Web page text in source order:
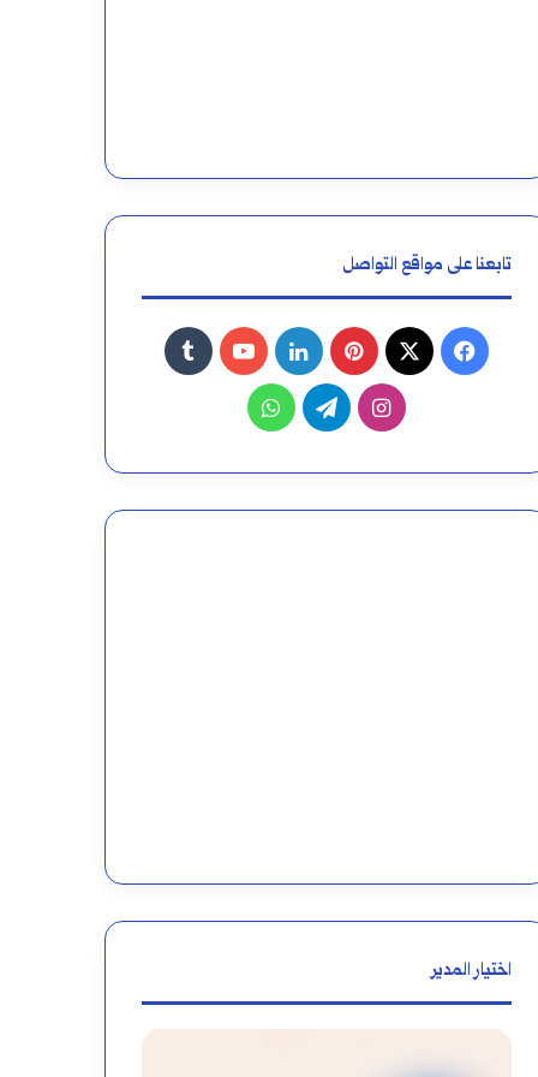
تابعنا على مواقع التواصل
فيسبوك
‫X بينتيريستلينكدإن‫YouTube
‏Tumblr
انستقرامتيلقرامواتساب
اختيار المدير